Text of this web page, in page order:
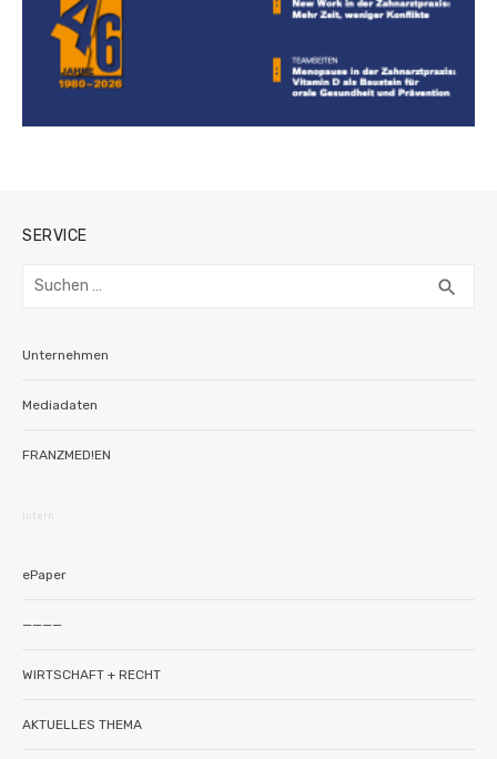
SERVICE
Suchen
search
Unternehmen
Mediadaten
FRANZMED!EN
intern
ePaper
————
WIRTSCHAFT + RECHT
AKTUELLES THEMA